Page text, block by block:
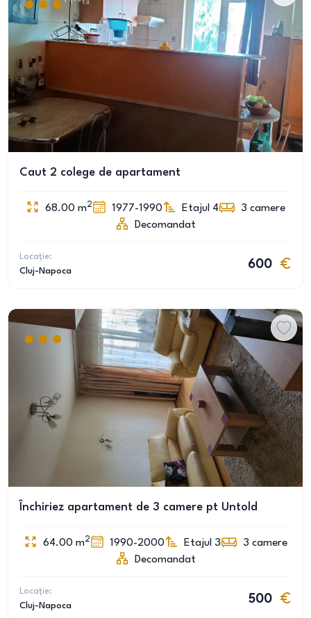
Caut 2 colege de apartament
68.00 m2 1977-1990 Etajul 4 3 camere
Decomandat
Locație:
Cluj-Napoca
600
Închiriez apartament de 3 camere pt Untold
64.00 m2 1990-2000 Etajul 3 3 camere
Decomandat
Locație:
Cluj-Napoca
500